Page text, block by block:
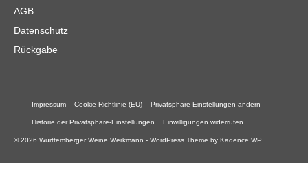
AGB
Datenschutz
Rückgabe
Impressum Cookie-Richtlinie (EU) Privatsphäre-Einstellungen ändern
Historie der Privatsphäre-Einstellungen Einwilligungen widerrufen
© 2026 Württemberger Weine Werkmann - WordPress Theme by Kadence WP